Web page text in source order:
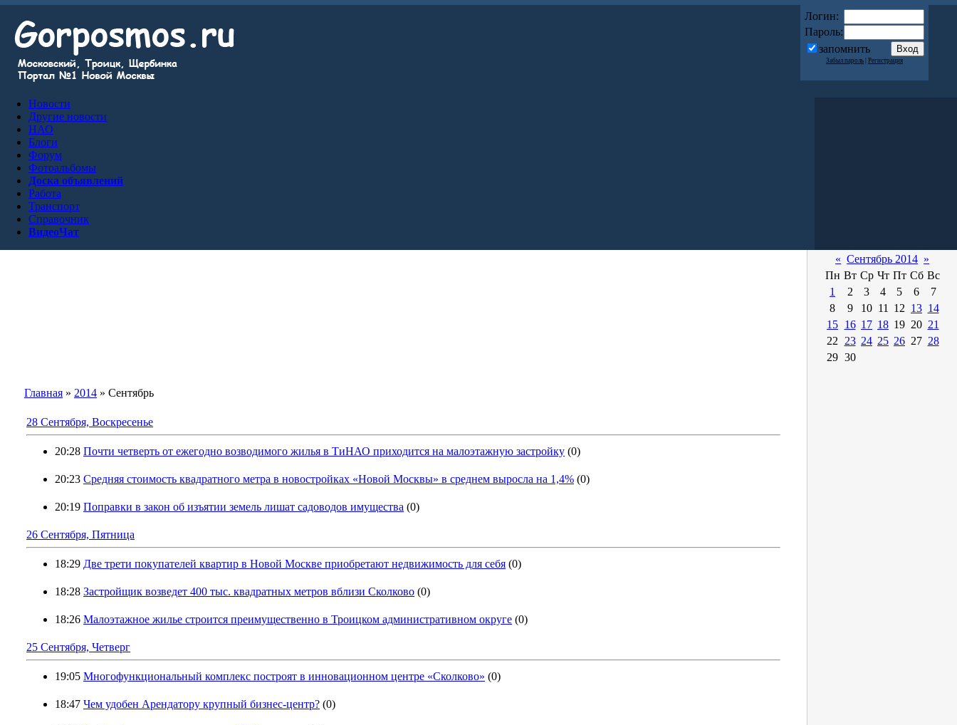
Логин:
Пароль:
запомнить
Забыл пароль Регистрация
Новости
Другие новости
НАО
Блоги
Форум
Фотоальбомы
Доска объявлений
Работа
Транспорт
Справочник
ВидеоЧат
Главная » 2014 » Сентябрь
28 Сентября, Воскресенье
20:28 Почти четверть от ежегодно возводимого жилья в ТиНАО приходится на малоэтажную застройку (0)
20:23 Средняя стоимость квадратного метра в новостройках «Новой Москвы» в среднем выросла на 1,4% (0)
20:19 Поправки в закон об изъятии земель лишат садоводов имущества (0)
26 Сентября, Пятница
18:29 Две трети покупателей квартир в Новой Москве приобретают недвижимость для себя (0)
18:28 Застройщик возведет 400 тыс. квадратных метров вблизи Сколково (0)
18:26 Малоэтажное жилье строится преимущественно в Троицком административном округе (0)
25 Сентября, Четверг
19:05 Многофункциональный комплекс построят в инновационном центре «Сколково» (0)
18:47 Чем удобен Арендатору крупный бизнес-центр? (0)
« Сентябрь 2014 »
Пн Вт Ср Чт Пт Сб Вс
1
2 3 4 5 6
7
8
9 10 11 12 13 14
15 16 17 18 19 20 21
22
23 24 25 26 27 28
29 30